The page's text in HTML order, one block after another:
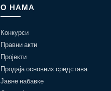
О НАМА
Конкурси
Правни акти
Пројекти
Продаја основних средстава
Јавне набавке